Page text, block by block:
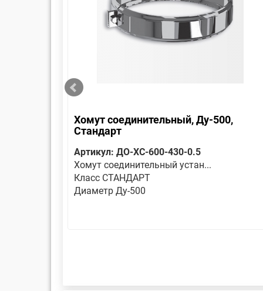
Хомут соединительный, Ду-500,
Стандарт
Артикул: ДО-ХС-600-430-0.5
Хомут соединительный устан...
Класс СТАНДАРТ
Диаметр Ду-500